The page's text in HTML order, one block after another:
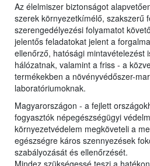
Az élelmiszer biztonságot
szerek környezetkímélő, szakszerű
szerengedélyezési folyamatot
jelentős feladatokat jelent a
ellenőrző, hatósági mintavételezést
hálózatnak, valamint a friss - a
termékekben a növényvédőszer-
laboratóriumoknak.
Magyarországon - a fejlett
fogyasztók népegészségügyi
környezetvédelem megköveteli a
egészségre káros szennyezések
szabályozását és ellenőrzését.